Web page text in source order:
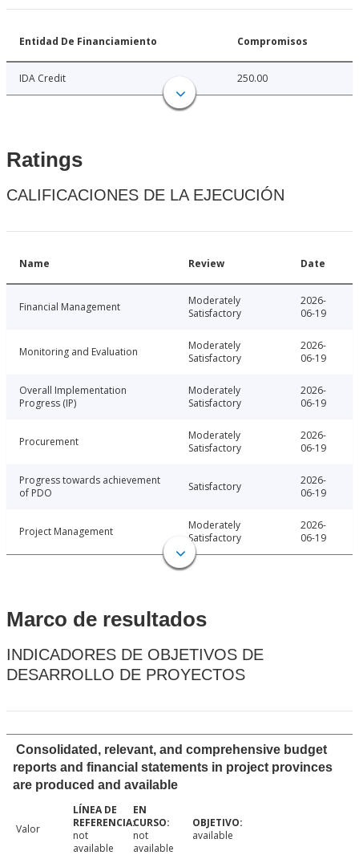
Entidad De Financiamiento Compromisos
IDA Credit 250.00
Ratings
CALIFICACIONES DE LA EJECUCIÓN
Name Review Date
Financial Management
Moderately
Satisfactory
2026-
06-19
Monitoring and Evaluation
Moderately
Satisfactory
2026-
06-19
Overall Implementation
Progress (IP)
Moderately
Satisfactory
2026-
06-19
Procurement
Moderately
Satisfactory
2026-
06-19
Progress towards achievement
of PDO
Satisfactory
2026-
06-19
Project Management
Moderately
Satisfactory
2026-
06-19
Marco de resultados
INDICADORES DE OBJETIVOS DE
DESARROLLO DE PROYECTOS
Consolidated, relevant, and comprehensive budget
reports and financial statements in project provinces
are produced and available
Valor
not
available
not
available
available